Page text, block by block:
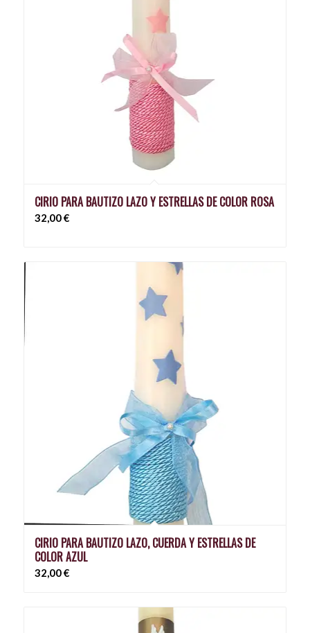
CIRIO PARA BAUTIZO LAZO Y ESTRELLAS DE COLOR ROSA
32,00€
CIRIO PARA BAUTIZO LAZO, CUERDA Y ESTRELLAS DE
COLOR AZUL
32,00€